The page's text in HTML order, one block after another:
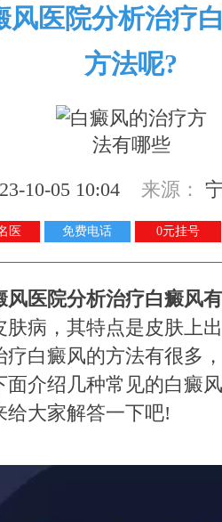
风医院分析治疗
方法呢?
10-05 10:04 来源：
医 免费电话 0元挂号
风医院分析治疗白癜风
肤病，其特点是皮肤上
疗白癜风的方法有很多
面介绍几种常见的白癜
给大家解答一下吧!